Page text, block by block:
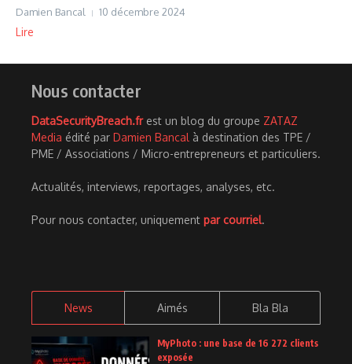
Damien Bancal 10 décembre 2024
Lire
Nous contacter
DataSecurityBreach.frest un blog du groupe ZATAZ
Media édité par Damien Bancal à destination des TPE /
PME / Associations / Micro-entrepreneurs et particuliers.
Actualités, interviews, reportages, analyses, etc.
Pour nous contacter, uniquement par courriel.
News Aimés Bla Bla
MyPhoto : une base de 16 272 clients
exposée